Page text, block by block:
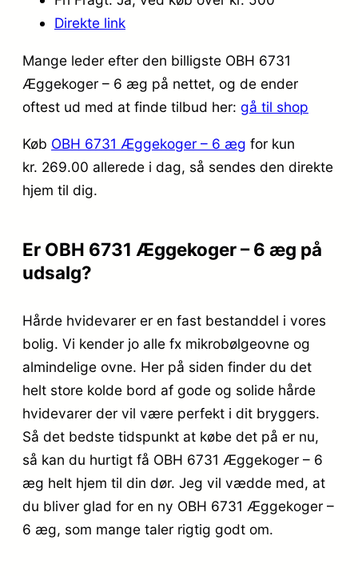
Direkte link
Mange leder efter den billigste OBH 6731
Æggekoger – 6 æg på nettet, og de ender
oftest ud med at finde tilbud her: gå til shop
Køb OBH 6731 Æggekoger – 6 æg for kun
kr. 269.00 allerede i dag, så sendes den direkte
hjem til dig.
Er OBH 6731 Æggekoger – 6 æg på
udsalg?
Hårde hvidevarer er en fast bestanddel i vores
bolig. Vi kender jo alle fx mikrobølgeovne og
almindelige ovne. Her på siden finder du det
helt store kolde bord af gode og solide hårde
hvidevarer der vil være perfekt i dit bryggers.
Så det bedste tidspunkt at købe det på er nu,
så kan du hurtigt få OBH 6731 Æggekoger – 6
æg helt hjem til din dør. Jeg vil vædde med, at
du bliver glad for en ny OBH 6731 Æggekoger –
6 æg, som mange taler rigtig godt om.